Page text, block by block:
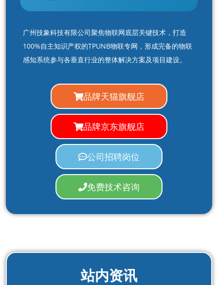
广州技象科技有限公司聚焦物联网底层关键技术，打造
100%自主知识产权的TPUNB物联专网，形成完备的物联
感知系统参与各垂直行业的整体解决方案及项目建设。
品牌天猫旗舰店
品牌京东旗舰店
公司招聘岗位
免费技术咨询
站内资讯